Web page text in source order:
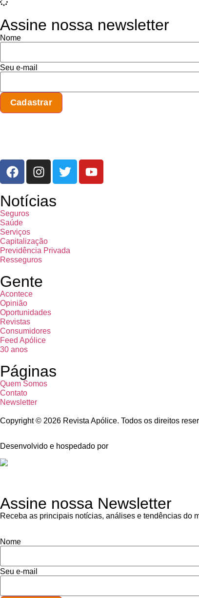
Assine nossa newsletter
Nome
Seu e-mail
Notícias
Seguros
Saúde
Serviços
Capitalização
Previdência Privada
Resseguros
Gente
Acontece
Opinião
Oportunidades
Revistas
Consumidores
Feed Apólice
30 anos
Páginas
Quem Somos
Contato
Newsletter
Copyright © 2026 Revista Apólice. Todos os direitos
Desenvolvido e hospedado por
Assine nossa Newsletter
Receba as principais notícias, análises e tendências do
Nome
Seu e-mail